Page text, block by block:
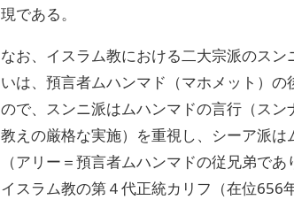
現である。
なお、イスラム教における二大宗派のスン
いは、預言者ムハンマド（マホメット）の
ので、スンニ派はムハンマドの言行（スン
教えの厳格な実施）を重視し、シーア派は
（アリー＝預言者ムハンマドの従兄弟であ
イスラム教の第４代正統カリフ（在位656